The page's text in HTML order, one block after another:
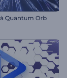
Quantum Orb